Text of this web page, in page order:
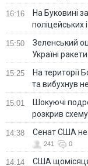
16:16
На Буковині
поліцейських
15:50
Зеленський
Україні
15:25
На території
та вибухнув
15:01
Шокуючі
розкрив
14:38 Сенат США не
241 0
14:14 США щомісяця